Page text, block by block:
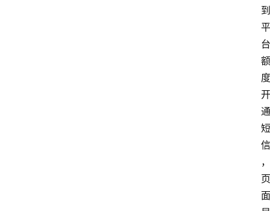
到
平
台
额
度
开
通
短
信
，
页
面